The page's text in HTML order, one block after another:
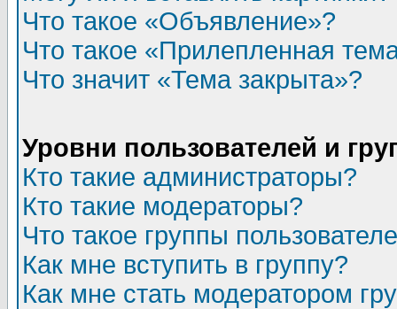
Что такое «Объявление»?
Что такое «Прилепленная
Что значит «Тема закрыта»?
Уровни пользователей и
Кто такие администраторы?
Кто такие модераторы?
Что такое группы
Как мне вступить в группу?
Как мне стать модератором